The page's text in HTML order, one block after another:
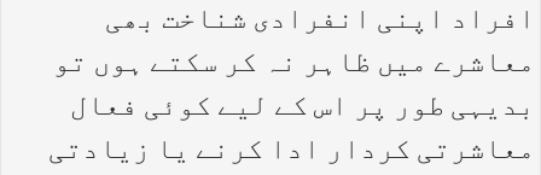
افراد اپنی انفرادی شناخت بھی
معاشرے میں ظاہر نہ کر سکتے ہوں تو
بدیہی طور پر اس کے لیے کوئی فعال
معاشرتی کردار ادا کرنے یا زیادتی